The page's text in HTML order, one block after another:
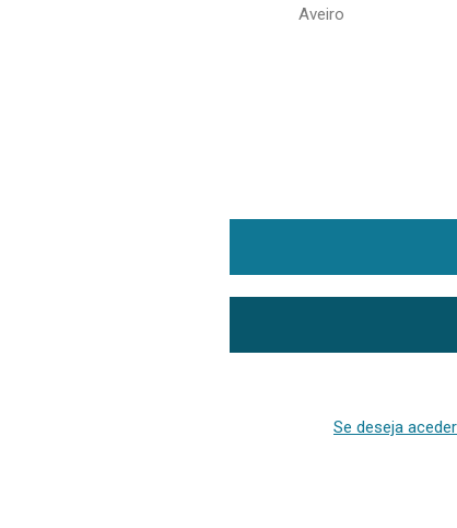
Aveiro
Se deseja